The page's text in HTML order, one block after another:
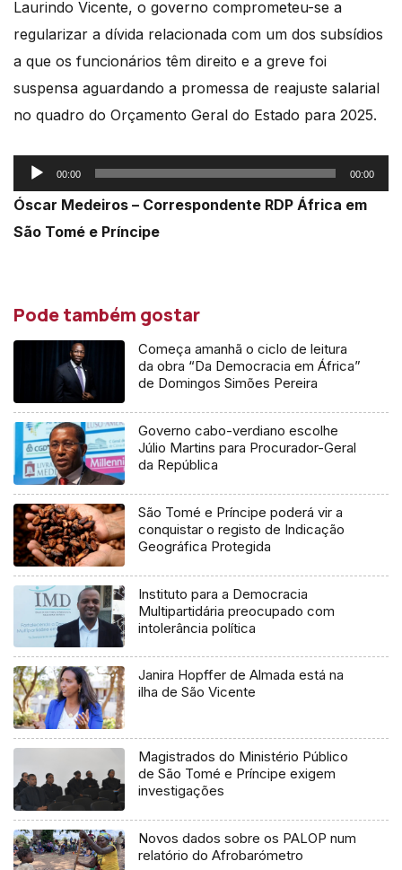
Laurindo Vicente, o governo comprometeu-se a
regularizar a dívida relacionada com um dos subsídios
a que os funcionários têm direito e a greve foi
suspensa aguardando a promessa de reajuste salarial
no quadro do Orçamento Geral do Estado para 2025.
Reprodutor
de
áudio
00:00 00:00
Óscar Medeiros – Correspondente RDP África em
São Tomé e Príncipe
Pode também gostar
Começa amanhã o ciclo de leitura
da obra “Da Democracia em África”
de Domingos Simões Pereira
Governo cabo-verdiano escolhe
Júlio Martins para Procurador-Geral
da República
São Tomé e Príncipe poderá vir a
conquistar o registo de Indicação
Geográfica Protegida
Instituto para a Democracia
Multipartidária preocupado com
intolerância política
Janira Hopffer de Almada está na
ilha de São Vicente
Magistrados do Ministério Público
de São Tomé e Príncipe exigem
investigações
Novos dados sobre os PALOP num
relatório do Afrobarómetro